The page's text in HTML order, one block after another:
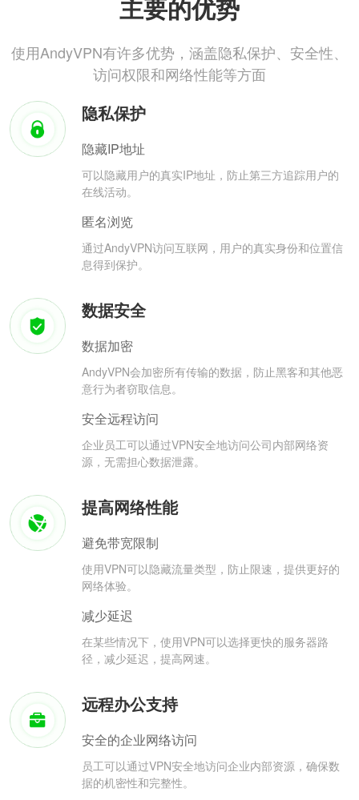
主要的优势
使用AndyVPN有许多优势，涵盖隐私保护、安全性、
访问权限和网络性能等方面
隐私保护
隐藏IP地址
可以隐藏用户的真实IP地址，防止第三方追踪用户的
在线活动。
匿名浏览
通过AndyVPN访问互联网，用户的真实身份和位置信
息得到保护。
数据安全
数据加密
AndyVPN会加密所有传输的数据，防止黑客和其他恶
意行为者窃取信息。
安全远程访问
企业员工可以通过VPN安全地访问公司内部网络资
源，无需担心数据泄露。
提高网络性能
避免带宽限制
使用VPN可以隐藏流量类型，防止限速，提供更好的
网络体验。
减少延迟
在某些情况下，使用VPN可以选择更快的服务器路
径，减少延迟，提高网速。
远程办公支持
安全的企业网络访问
员工可以通过VPN安全地访问企业内部资源，确保数
据的机密性和完整性。